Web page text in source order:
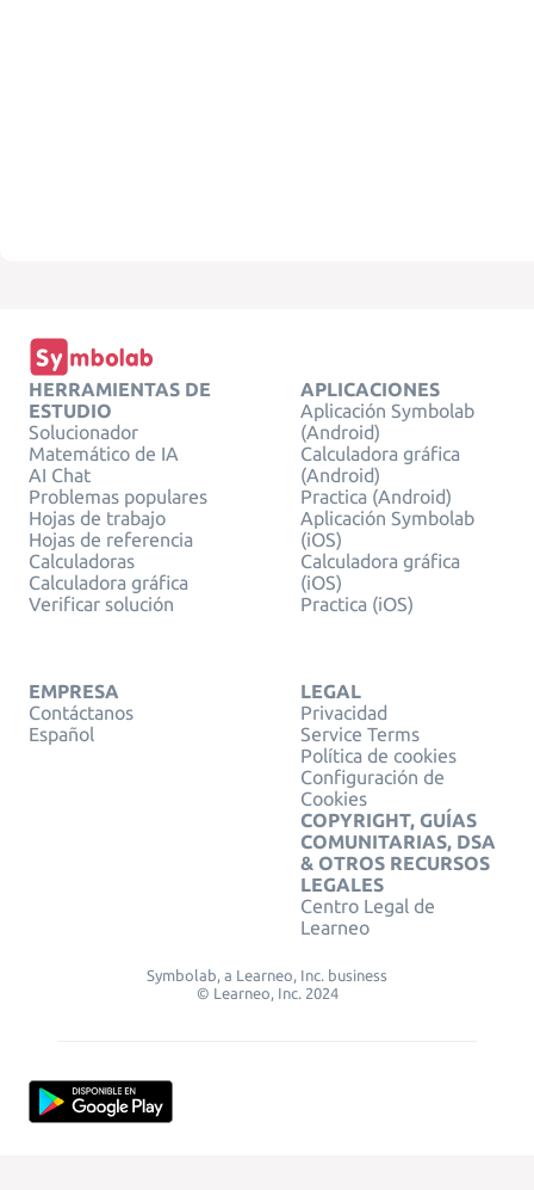
HERRAMIENTAS DE
ESTUDIO
Solucionador
Matemático de IA
AI Chat
Problemas populares
Hojas de trabajo
Hojas de referencia
Calculadoras
Calculadora gráfica
Verificar solución
APLICACIONES
Aplicación Symbolab
(Android)
Calculadora gráfica
(Android)
Practica (Android)
Aplicación Symbolab
(iOS)
Calculadora gráfica
(iOS)
Practica (iOS)
EMPRESA
Contáctanos
Español
LEGAL
Privacidad
Service Terms
Política de cookies
Configuración de
Cookies
COPYRIGHT, GUÍAS
COMUNITARIAS, DSA
& OTROS RECURSOS
LEGALES
Centro Legal de
Learneo
Symbolab, a Learneo, Inc. business
© Learneo, Inc. 2024